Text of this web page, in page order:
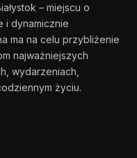
– miejscu o
i dynamicznie
ma na celu przybliżenie
najważniejszych
wydarzeniach,
życiu.